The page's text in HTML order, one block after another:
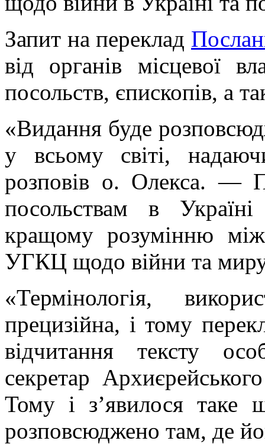
Запит на переклад
від органів місцевої
посольств, єпископів, а
«Видання буде
у всьому світі,
розповів о. Олекса. —
посольствам в
кращому розумінню
УГКЦ щодо війни та
«Термінологія,
прецизійна, і тому
відчитання тексту
секретар
Тому і з’явилося таке
розповсюджено там, де